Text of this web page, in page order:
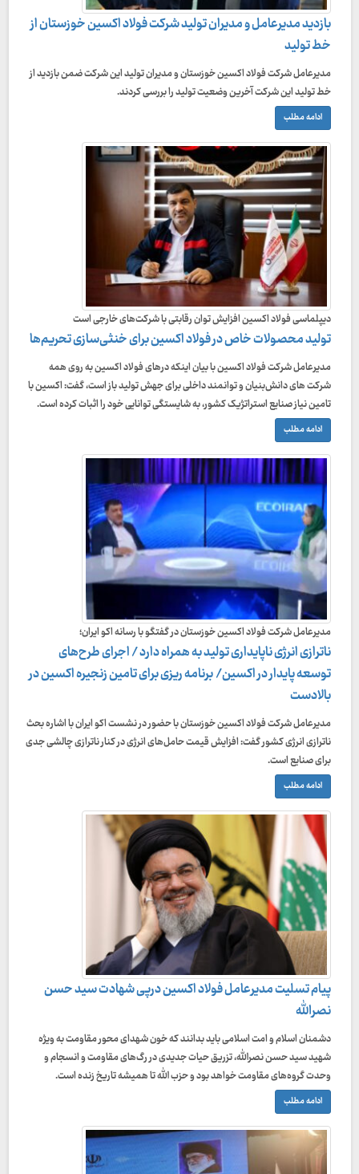
بازدید مدیرعامل و مدیران تولید شرکت فولاد اکسین خوزستان از
خط تولید
مدیرعامل شرکت فولاد اکسین خوزستان و مدیران تولید این شرکت ضمن بازدید از
خط تولید این شرکت آخرین وضعیت تولید را بررسی کردند.
ادامه مطلب
دیپلماسی فولاد اکسین افزایش توان رقابتی با شرکت‌های خارجی است
تولید محصولات خاص در فولاد اکسین برای خنثی‌سازی تحریم‌ها
مدیرعامل شرکت فولاد اکسین با بیان اینکه درهای فولاد اکسین به روی همه
شرکت های دانش‌بنیان و توانمند داخلی برای جهش تولید باز است، گفت: اکسین با
تامین نیاز صنایع استراتژیک کشور، به شایستگی توانایی خود را اثبات کرده است.
ادامه مطلب
مدیرعامل شرکت فولاد اکسین خوزستان در گفتگو با رسانه اکو ایران؛
ناترازی انرژی ناپایداری تولید به همراه دارد / اجرای طرح‌های
توسعه پایدار در اکسین/ برنامه ریزی برای تامین زنجیره اکسین در
بالادست
مدیرعامل شرکت فولاد اکسین خوزستان با حضور در نشست اکو ایران با اشاره بحث
ناترازی انرژی کشور گفت: افزایش قیمت حامل‌های انرژی در کنار ناترازی چالشی جدی
برای صنایع است.
ادامه مطلب
پیام تسلیت مدیرعامل فولاد اکسین درپی شهادت سید حسن
نصرالله
دشمنان اسلام و امت اسلامی باید بدانند که خون شهدای محور مقاومت به ویژه
شهید سید حسن نصرالله، تزریق حیات جدیدی در رگ‌های مقاومت و انسجام و
وحدت گروه‌های مقاومت خواهد بود و حزب الله تا همیشه تاریخ زنده است.
ادامه مطلب